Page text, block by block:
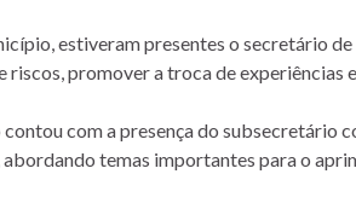
estiveram presentes o secretário
riscos, promover a troca de experiências
com a presença do subsecretário
abordando temas importantes para o